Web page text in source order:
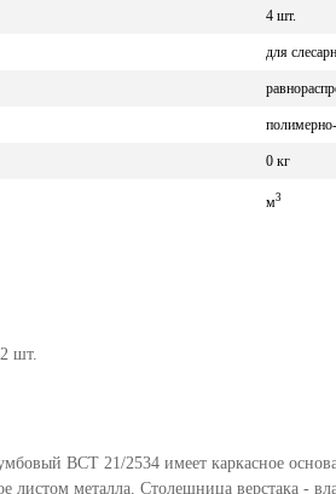
4 шт.
для
0 кг
м3
шт.
ВСТ 21/2534 имеет каркасное
листом металла. Столешница верстака -